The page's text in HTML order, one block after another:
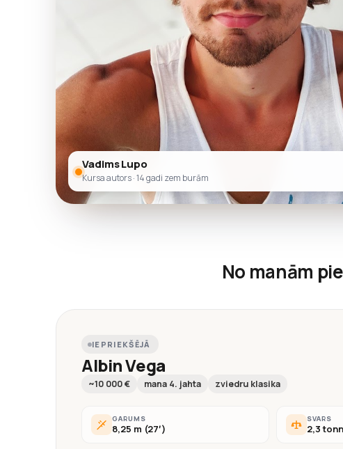
Vadims Lupo
Kursa autors · 14 gadi zem burām
No manām
IEPRIEKŠĒJĀ
Albin Vega
~10 000 € mana 4. jahta zviedru klasika
GARUMS
8,25 m (27′)
SVARS
2,3